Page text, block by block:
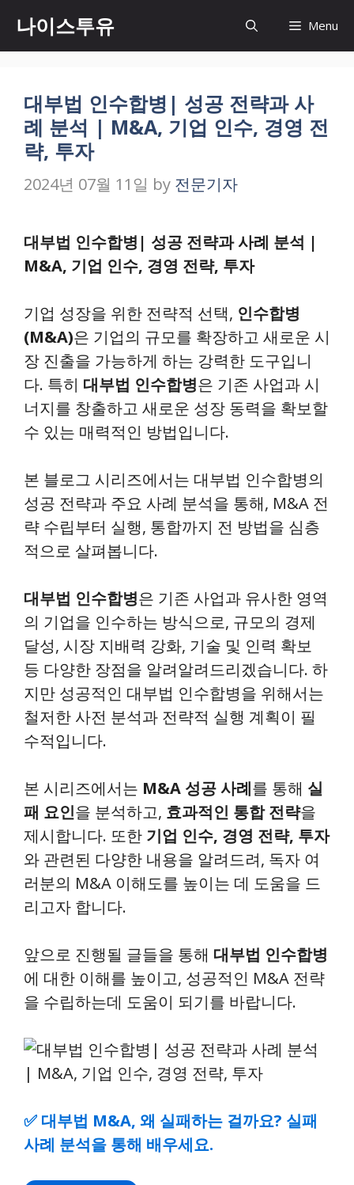
content
나이스투유 Menu
대부법 인수합병| 성공 전략과 사
례 분석 | M&A, 기업 인수, 경영 전
략, 투자
2024년 07월 11일 by 전문기자
대부법 인수합병| 성공 전략과 사례 분석 |
M&A, 기업 인수, 경영 전략, 투자
기업 성장을 위한 전략적 선택, 인수합병
(M&A)은 기업의 규모를 확장하고 새로운 시
장 진출을 가능하게 하는 강력한 도구입니
다. 특히 대부법 인수합병은 기존 사업과 시
너지를 창출하고 새로운 성장 동력을 확보할
수 있는 매력적인 방법입니다.
본 블로그 시리즈에서는 대부법 인수합병의
성공 전략과 주요 사례 분석을 통해, M&A 전
략 수립부터 실행, 통합까지 전 방법을 심층
적으로 살펴봅니다.
대부법 인수합병은 기존 사업과 유사한 영역
의 기업을 인수하는 방식으로, 규모의 경제
달성, 시장 지배력 강화, 기술 및 인력 확보
등 다양한 장점을 알려알려드리겠습니다. 하
지만 성공적인 대부법 인수합병을 위해서는
철저한 사전 분석과 전략적 실행 계획이 필
수적입니다.
본 시리즈에서는 M&A 성공 사례를 통해 실
패 요인을 분석하고, 효과적인 통합 전략을
제시합니다. 또한 기업 인수, 경영 전략, 투자
와 관련된 다양한 내용을 알려드려, 독자 여
러분의 M&A 이해도를 높이는 데 도움을 드
리고자 합니다.
앞으로 진행될 글들을 통해 대부법 인수합병
에 대한 이해를 높이고, 성공적인 M&A 전략
을 수립하는데 도움이 되기를 바랍니다.
✅ 대부법 M&A, 왜 실패하는 걸까요? 실패
사례 분석을 통해 배우세요.